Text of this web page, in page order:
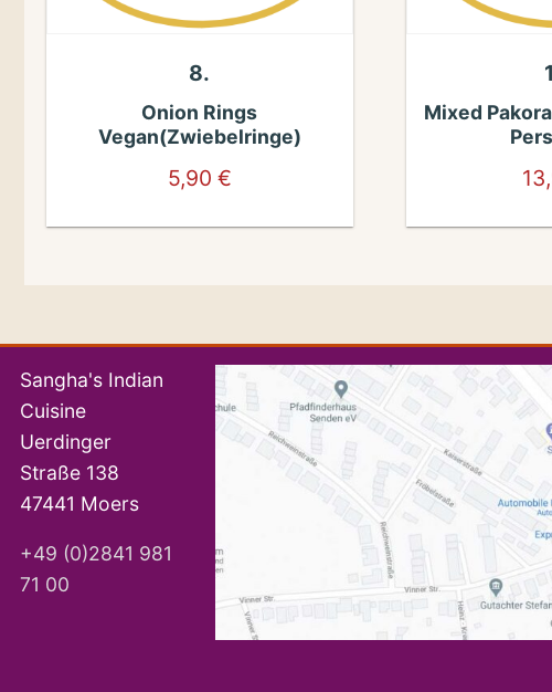
8.
Onion Rings
Vegan(Zwiebelringe)
5,90 €
Mixed
Sangha's Indian
Cuisine
Uerdinger
Straße 138
47441 Moers
+49 (0)2841 981
71 00